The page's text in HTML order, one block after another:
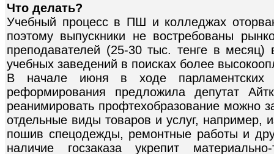
Что делать?
Учебный процесс в ПШ и колледжах
поэтому выпускники не востребованы
преподавателей (25-30 тыс. тенге в месяц)
учебных заведений в поисках более
В начале июня в ходе парламентских
реформирования предложила депутат
реанимировать профтехобразование можно
отдельные виды товаров и услуг, например,
пошив спецодежды, ремонтные работы и
наличие госзаказа укрепит